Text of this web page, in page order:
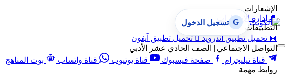
الإشعارات
🔔 إدارة الإشعارات
التطبيقات
🤖 تحميل تطبيق أندرويد  تحميل تطبيق آيفون
التواصل الاجتماعي | الصف الحادي عشر الأدبي
قناة تيليجرام
صفحة فيسبوك قناة يوتيوب قناة واتساب
بوت المناهج
روابط مهمة
G تسجيل الدخول